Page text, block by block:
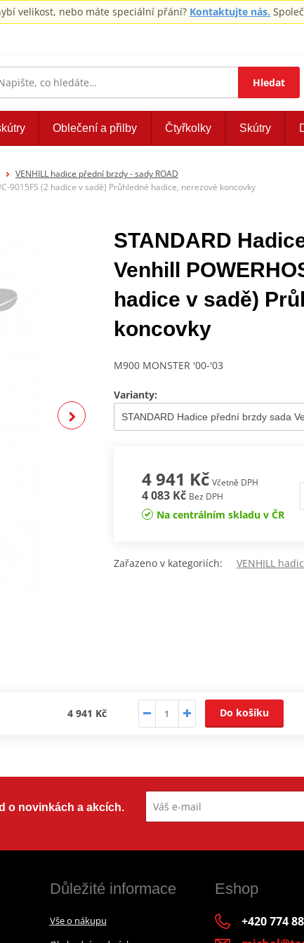
velikost, nebo máte speciální přání? Kontaktujte nás.
Hledat
Oblečení a přilby Čtyřkolky Skútry
VENHILL hadice přední brzdy - sady ROAD
9015FS (2 hadice v sadě) Průhledné hadice, nerezové koncovky
STANDARD
Venhill
hadice v sadě)
koncovky
M900 MONSTER '00-'03
Varianty:
4 941 Kč Včetně DPH
4 083 Kč Bez DPH
Na centrálním skladu v ČR
Zařazeno v kategoriích: VENHILL
4 941 Kč Do košíku
o novinkách a akcích.
Důležité informace
Vše o nákupu
Eshop
+420 774